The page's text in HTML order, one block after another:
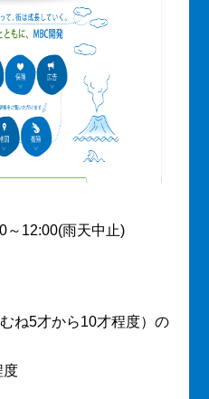
12:00(雨天中止)
ね5才から10才程度）の
度